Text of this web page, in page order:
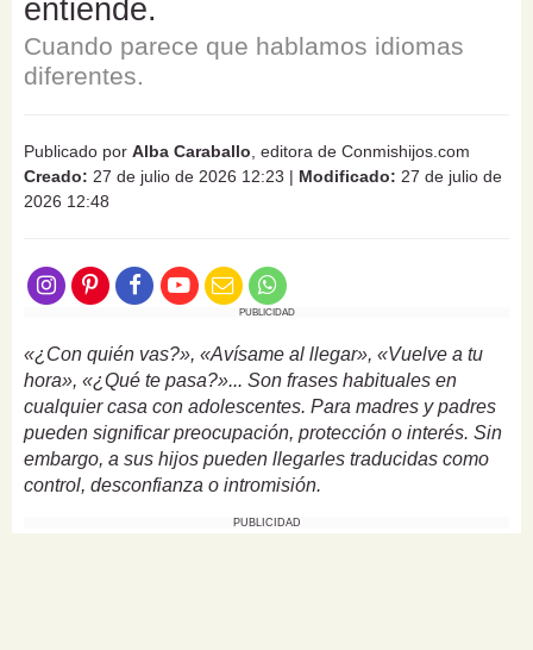
entiende.
Cuando parece que hablamos idiomas
diferentes.
Publicado por Alba Caraballo , editora de Conmishijos.com
Creado: 27 de julio de 2026 12:23 | Modificado: 27 de julio de
2026 12:48
PUBLICIDAD
«¿Con quién vas?», «Avísame al llegar», «Vuelve a tu
hora», «¿Qué te pasa?»... Son frases habituales en
cualquier casa con adolescentes. Para madres y padres
pueden significar preocupación, protección o interés. Sin
embargo, a sus hijos pueden llegarles traducidas como
control, desconfianza o intromisión.
PUBLICIDAD